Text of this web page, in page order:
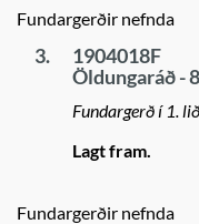
Fundargerðir nefnda
3.
1904018F
Öldungaráð -
Fundargerð í 1.
Lagt fram.
Fundargerðir nefnda